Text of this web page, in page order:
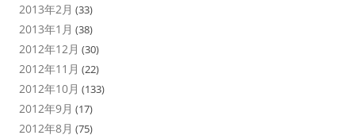
2013年2月 (33)
2013年1月 (38)
2012年12月 (30)
2012年11月 (22)
2012年10月 (133)
2012年9月 (17)
2012年8月 (75)